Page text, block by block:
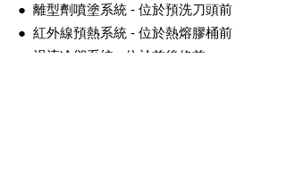
● 離型劑噴塗系統 - 位於預洗刀頭前
● 紅外線預熱系統 - 位於熱熔膠桶前
● 渦流冷卻系統 - 位於前後修前